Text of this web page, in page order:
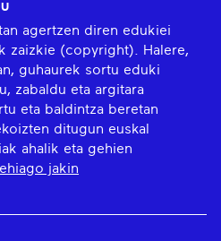
agertzen diren edukiei
zaizkie (copyright). Halere,
guhaurek sortu eduki
zabaldu eta argitara
eta baldintza beretan
ditugun euskal
ahalik eta gehien
jakin